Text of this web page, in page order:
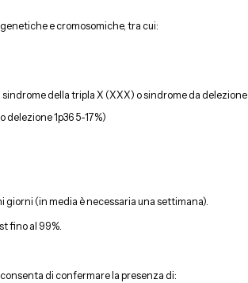
e cromosomiche, tra cui:
della tripla X (XXX) o sindrome da delezione
1p36 5-17%)
giorni (in media è necessaria una settimana).
fino al 99%.
di confermare la presenza di: